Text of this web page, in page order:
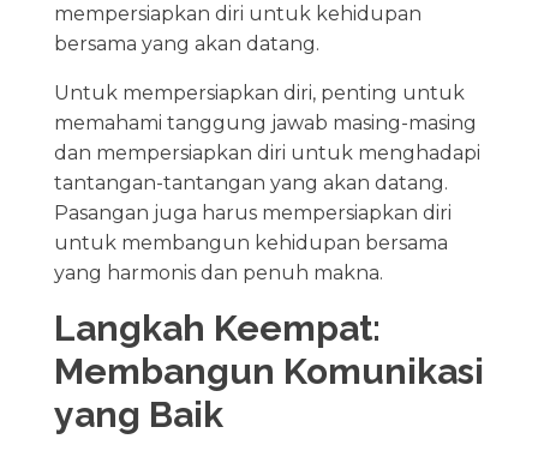
mempersiapkan diri untuk kehidupan
bersama yang akan datang.
Untuk mempersiapkan diri, penting untuk
memahami tanggung jawab masing-masing
dan mempersiapkan diri untuk menghadapi
tantangan-tantangan yang akan datang.
Pasangan juga harus mempersiapkan diri
untuk membangun kehidupan bersama
yang harmonis dan penuh makna.
Langkah Keempat:
Membangun Komunikasi
yang Baik